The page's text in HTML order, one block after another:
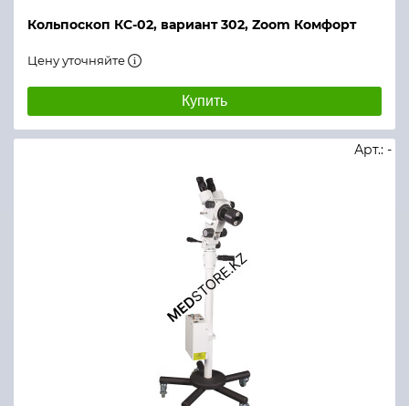
Кольпоскоп КС-02, вариант 302, Zoom Комфорт
Цену уточняйте
Купить
Арт.: -